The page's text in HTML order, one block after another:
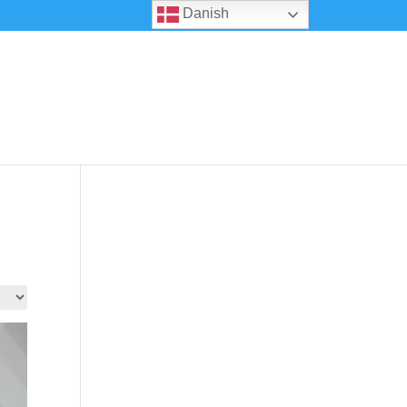
Danish